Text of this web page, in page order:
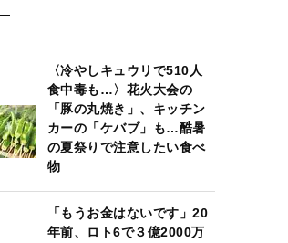
〈冷やしキュウリで510人
食中毒も…〉花火大会の
「豚の丸焼き」、キッチン
カーの「ケバブ」も…酷暑
の夏祭りで注意したい食べ
物
「もうお金はないです」20
年前、ロト6で３億2000万